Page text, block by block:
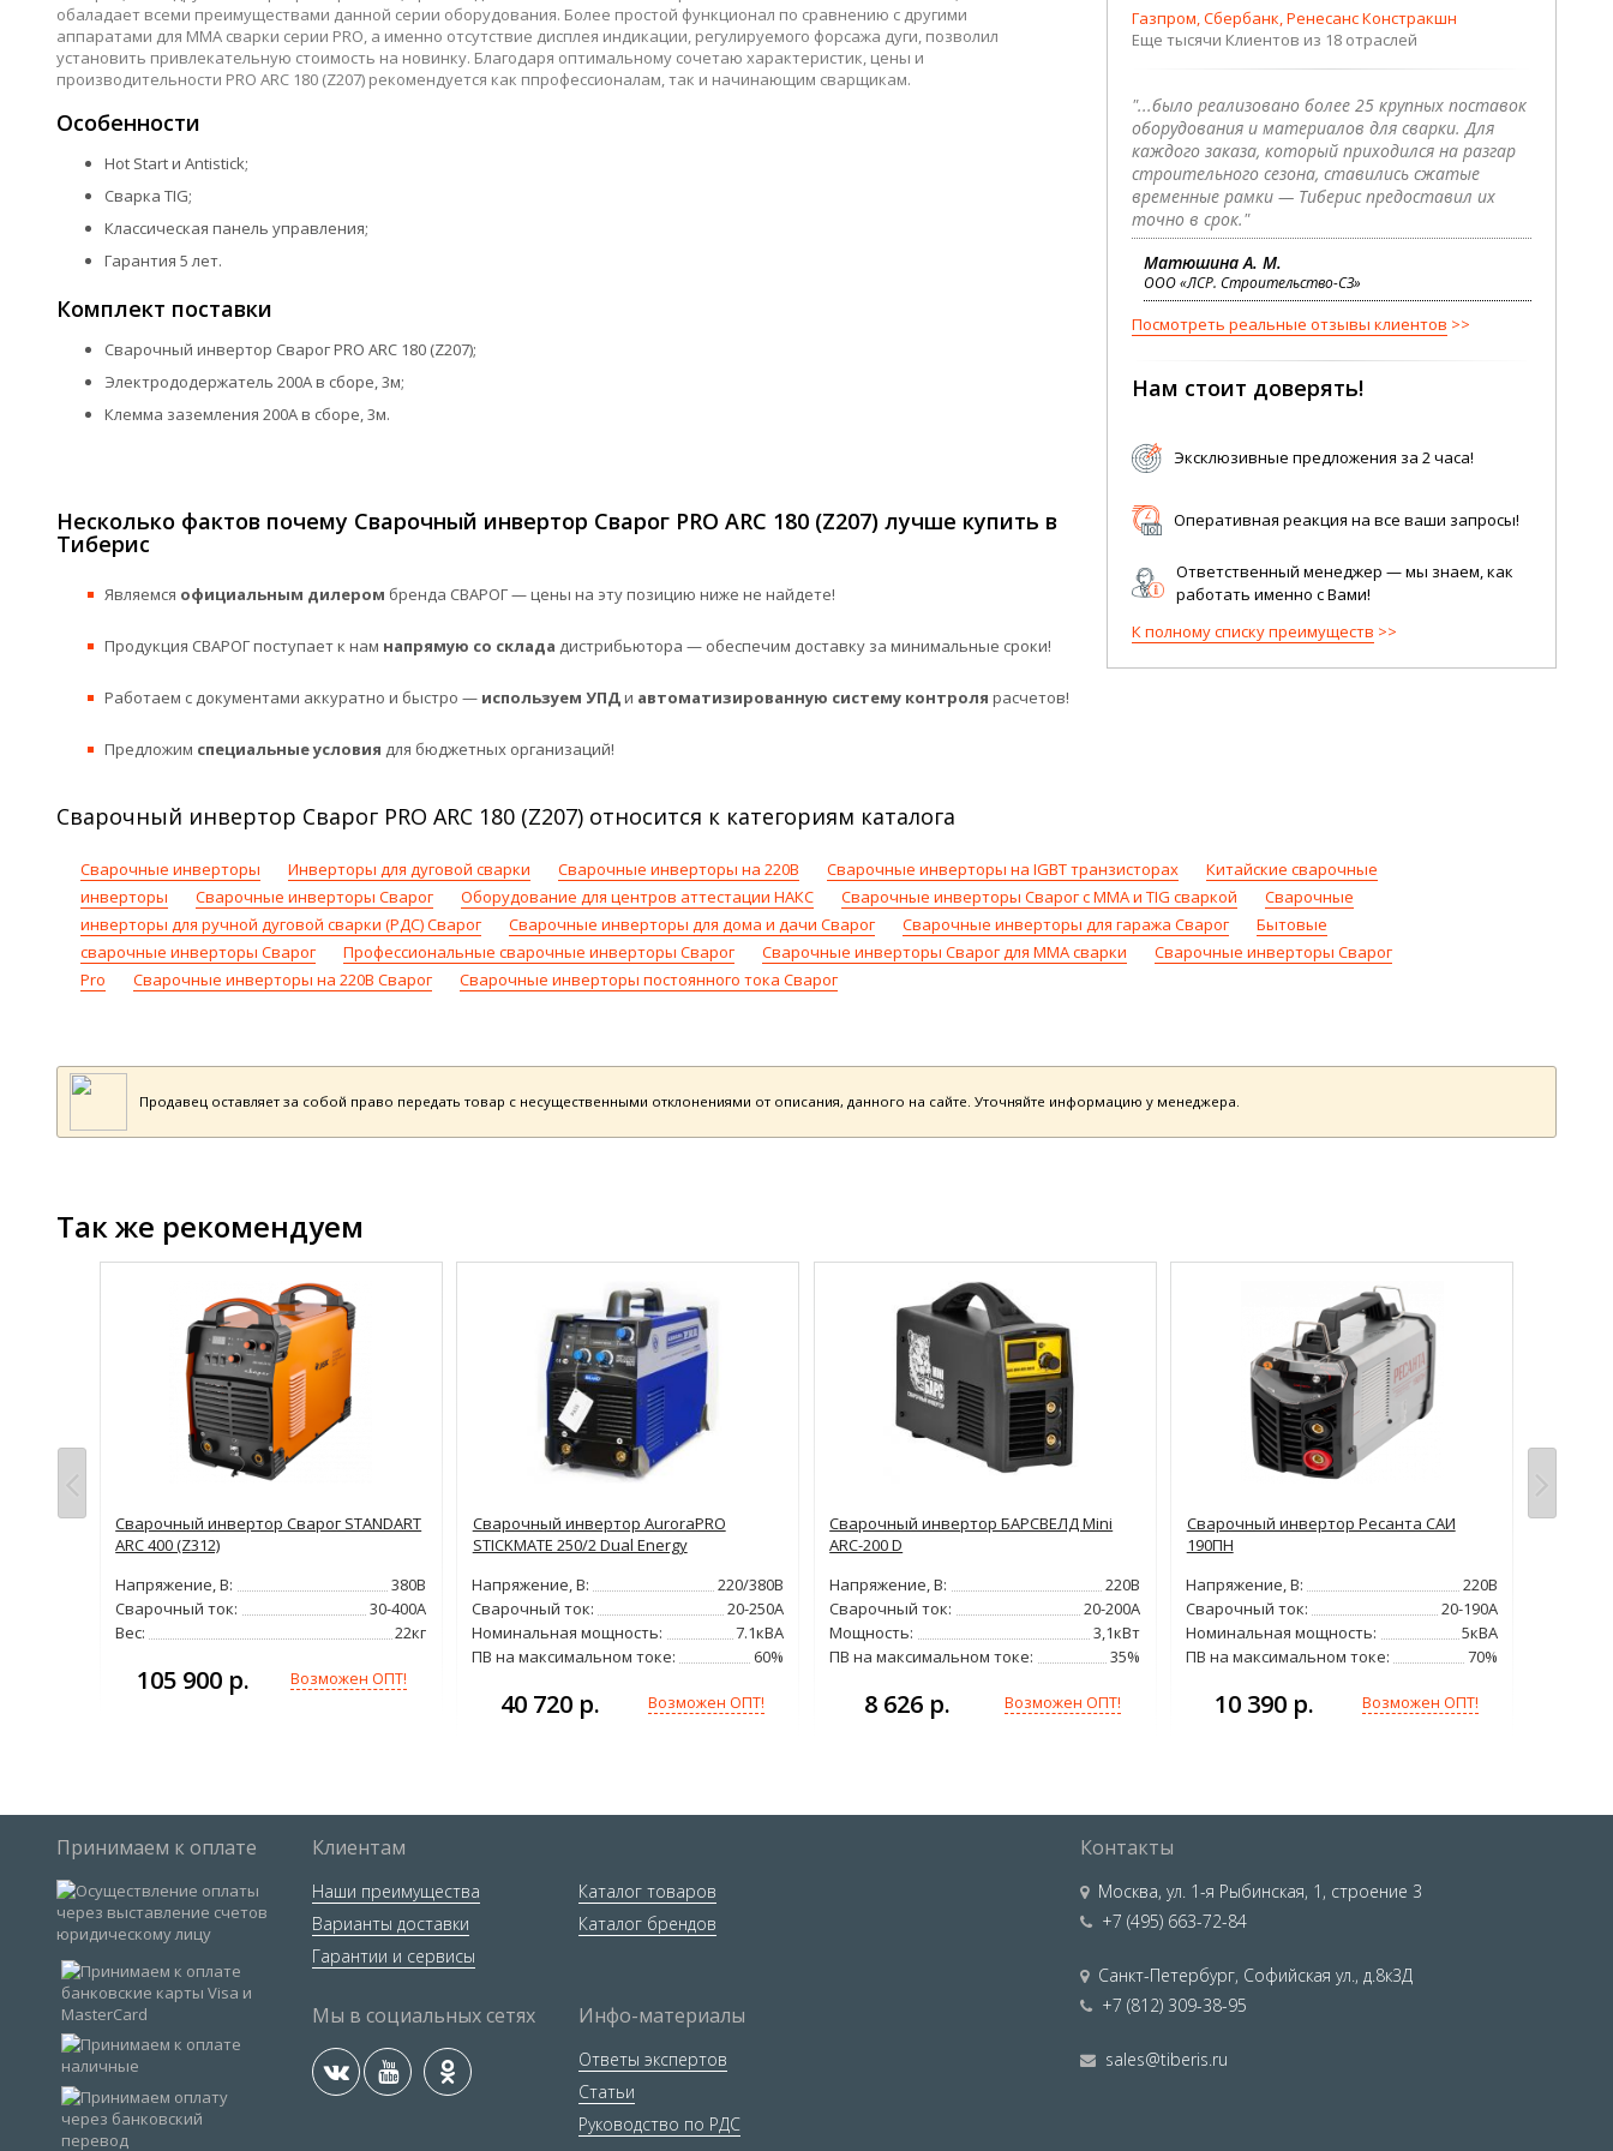
обаладает всеми преимуществами данной серии оборудования. Более простой функционал по сравнению с другими
аппаратами для MMA сварки серии PRO, а именно отсутствие дисплея индикации, регулируемого форсажа дуги, позволил
установить привлекательную стоимость на новинку. Благодаря оптимальному сочетаю характеристик, цены и
производительности PRO ARC 180 (Z207) рекомендуется как ппрофессионалам, так и начинающим сварщикам.
Особенности
Hot Start и Antistick;
Сварка TIG;
Классическая панель управления;
Гарантия 5 лет.
Комплект поставки
Сварочный инвертор Сварог PRO ARC 180 (Z207);
Электрододержатель 200А в сборе, 3м;
Клемма заземления 200А в сборе, 3м.
Газпром, Сбербанк, Ренесанс Констракшн
Еще тысячи Клиентов из 18 отраслей
"...было реализовано более 25 крупных поставок
оборудования и материалов для сварки. Для
каждого заказа, который приходился на разгар
строительного сезона, ставились сжатые
временные рамки — Тиберис предоставил их
точно в срок."
Матюшина А. М.
ООО «ЛСР. Строительство-СЗ»
Посмотреть реальные отзывы клиентов
Нам стоит доверять!
Эксклюзивные предложения за 2 часа!
Оперативная реакция на все ваши запросы!
Ответственный менеджер — мы знаем, как
работать именно с Вами!
К полному списку преимуществ
Несколько фактов почему Сварочный инвертор Сварог PRO ARC 180 (Z207) лучше купить в
Тиберис
Являемся официальным дилером бренда СВАРОГ — цены на эту позицию ниже не найдете!
Продукция СВАРОГ поступает к нам напрямую со склада дистрибьютора — обеспечим доставку за минимальные сроки!
Работаем с документами аккуратно и быстро — используем УПДи автоматизированную систему контроля расчетов!
Предложим специальные условия для бюджетных организаций!
Сварочный инвертор Сварог PRO ARC 180 (Z207) относится к категориям каталога
Сварочные инверторы Инверторы для дуговой сварки Сварочные инверторы на 220В Сварочные инверторы на IGBT транзисторах
Китайские сварочные
инверторы
Сварочные инверторы Сварог Оборудование для центров аттестации НАКС Сварочные инверторы Сварог c MMA и TIG сваркой
Сварочные
инверторы для ручной дуговой сварки (РДС) Сварог
Сварочные инверторы для дома и дачи Сварог Сварочные инверторы для гаража Сварог
Бытовые
сварочные инверторы Сварог
Профессиональные сварочные инверторы Сварог Сварочные инверторы Сварог для MMA сварки
Сварочные инверторы Сварог
Pro
Сварочные инверторы на 220В Сварог Сварочные инверторы постоянного тока Сварог
Продавец оставляет за собой право передать товар с несущественными отклонениями от описания, данного на сайте. Уточняйте информацию у менеджера.
Так же рекомендуем
Сварочный инвертор Сварог STANDART
ARC 400 (Z312)
Напряжение, В:
380В
Сварочный ток:
30-400А
Вес:
22кг
105 900 р. Возможен ОПТ!
Сварочный инвертор AuroraPRO
STICKMATE 250/2 Dual Energy
Напряжение, В:
220/380В
Сварочный ток:
20-250А
Номинальная мощность:
7.1кВА
ПВ на максимальном токе:
60%
40 720 р. Возможен ОПТ!
Сварочный инвертор БАРСВЕЛД Mini
ARC-200 D
Напряжение, В:
220В
Сварочный ток:
20-200А
Мощность:
3,1кВт
ПВ на максимальном токе:
35%
8 626 р. Возможен ОПТ!
Сварочный инвертор Ресанта САИ
190ПН
Напряжение, В:
220В
Сварочный ток:
20-190А
Номинальная мощность:
5кВА
ПВ на максимальном токе:
70%
10 390 р. Возможен ОПТ!
Принимаем к оплате Клиентам
Наши преимущества
Варианты доставки
Гарантии и сервисы
Каталог товаров
Каталог брендов
Мы в социальных сетях Инфо-материалы
Ответы экспертов
Статьи
Руководство по РДС
Контакты
Москва,ул. 1-я Рыбинская, 1, строение 3
+7 (495) 663-72-84
Санкт-Петербург, Софийская ул., д.8к3Д
+7 (812) 309-38-95
sales@tiberis.ru